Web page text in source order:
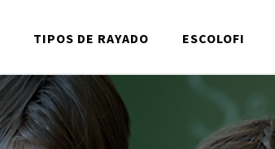
TIPOS DE RAYADO ESCOLOFI